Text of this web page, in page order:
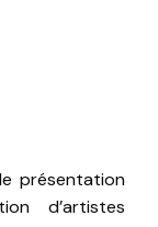
présentation
d’artistes